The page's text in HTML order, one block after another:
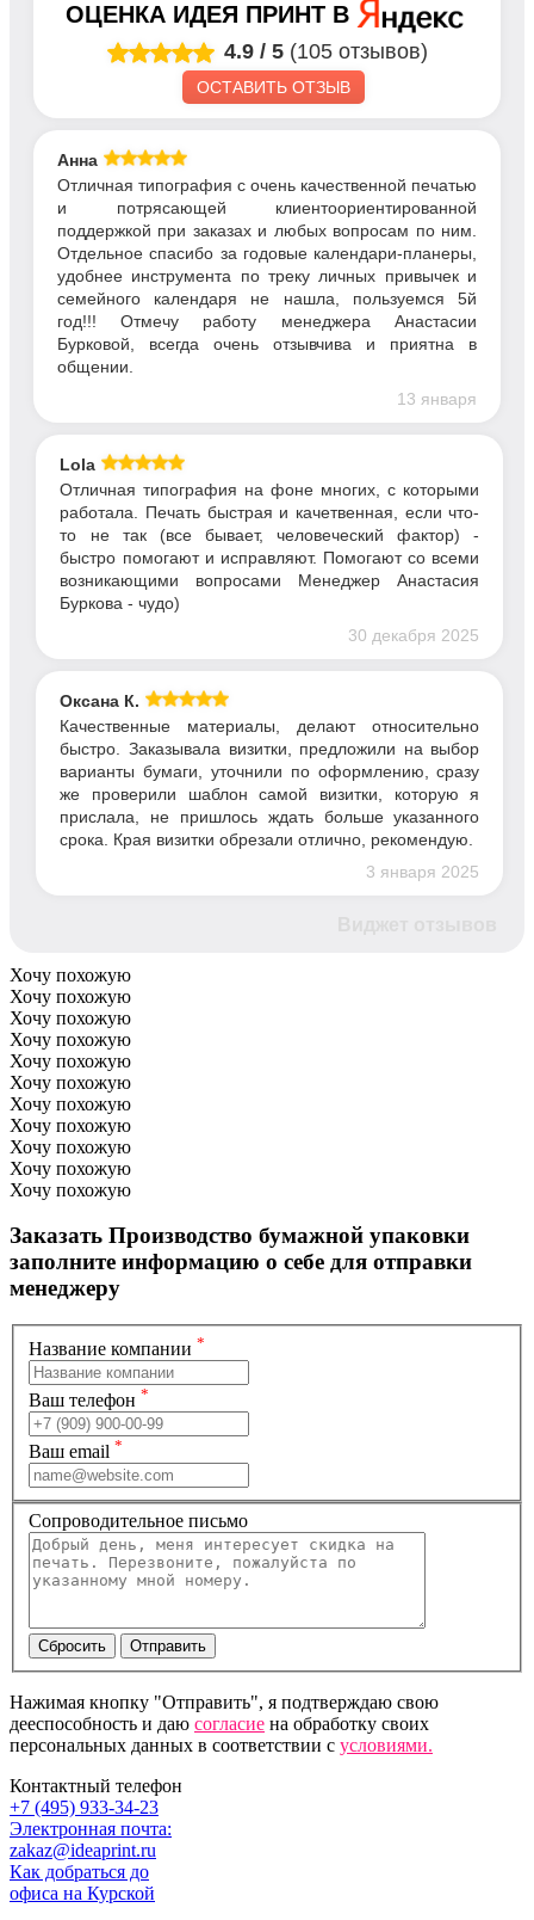
ОЦЕНКА ИДЕЯ ПРИНТ В
4.9 / 5 (105 отзывов)
ОСТАВИТЬ ОТЗЫВ
Анна
Отличная типография с очень качественной печатью
и потрясающей клиентоориентированной
поддержкой при заказах и любых вопросам по ним.
Отдельное спасибо за годовые календари-планеры,
удобнее инструмента по треку личных привычек и
семейного календаря не нашла, пользуемся 5й
год!!! Отмечу работу менеджера Анастасии
Бурковой, всегда очень отзывчива и приятна в
общении.
13 января
Lola
Отличная типография на фоне многих, с которыми
работала. Печать быстрая и качетвенная, если что-
то не так (все бывает, человеческий фактор) -
быстро помогают и исправляют. Помогают со всеми
возникающими вопросами Менеджер Анастасия
Буркова - чудо)
30 декабря 2025
Оксана К.
Качественные материалы, делают относительно
быстро. Заказывала визитки, предложили на выбор
варианты бумаги, уточнили по оформлению, сразу
же проверили шаблон самой визитки, которую я
прислала, не пришлось ждать больше указанного
срока. Края визитки обрезали отлично, рекомендую.
3 января 2025
Хочу похожую
Хочу похожую
Хочу похожую
Хочу похожую
Хочу похожую
Хочу похожую
Хочу похожую
Хочу похожую
Хочу похожую
Хочу похожую
Хочу похожую
Заказать Производство бумажной упаковки
заполните информацию о себе для отправки
менеджеру
Название компании *
Ваш телефон *
Ваш email *
Сопроводительное письмо
Нажимая кнопку "Отправить", я подтверждаю свою
дееспособность и даю согласие на обработку своих
персональных данных в соответствии с условиями.
Контактный телефон
+7 (495) 933-34-23
Электронная почта:
zakaz@ideaprint.ru
Как добраться до
офиса на Курской